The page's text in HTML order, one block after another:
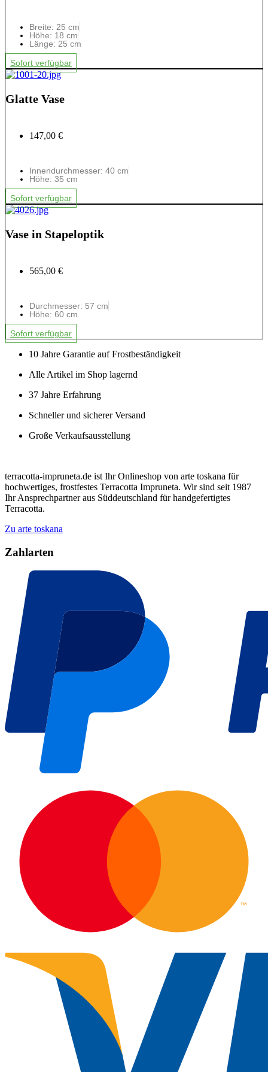
Breite: 25 cm
Höhe: 18 cm
Länge: 25 cm
Sofort verfügbar
Glatte Vase
147,00 €
Innendurchmesser: 40 cm
Höhe: 35 cm
Sofort verfügbar
Vase in Stapeloptik
565,00 €
Durchmesser: 57 cm
Höhe: 60 cm
Sofort verfügbar
10 Jahre Garantie auf Frostbeständigkeit
Alle Artikel im Shop lagernd
37 Jahre Erfahrung
Schneller und sicherer Versand
Große Verkaufsausstellung
terracotta-impruneta.de ist Ihr Onlineshop von arte toskana für
hochwertiges, frostfestes Terracotta Impruneta. Wir sind seit 1987
Ihr Ansprechpartner aus Süddeutschland für handgefertigtes
Terracotta.
Zu arte toskana
Zahlarten